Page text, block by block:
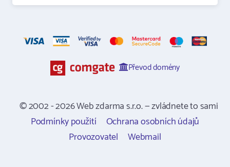
Převod domény
© 2002 - 2026 Web zdarma s.r.o. — zvládnete to sami
Podmínky použití
Ochrana osobních údajů
Provozovatel
Webmail